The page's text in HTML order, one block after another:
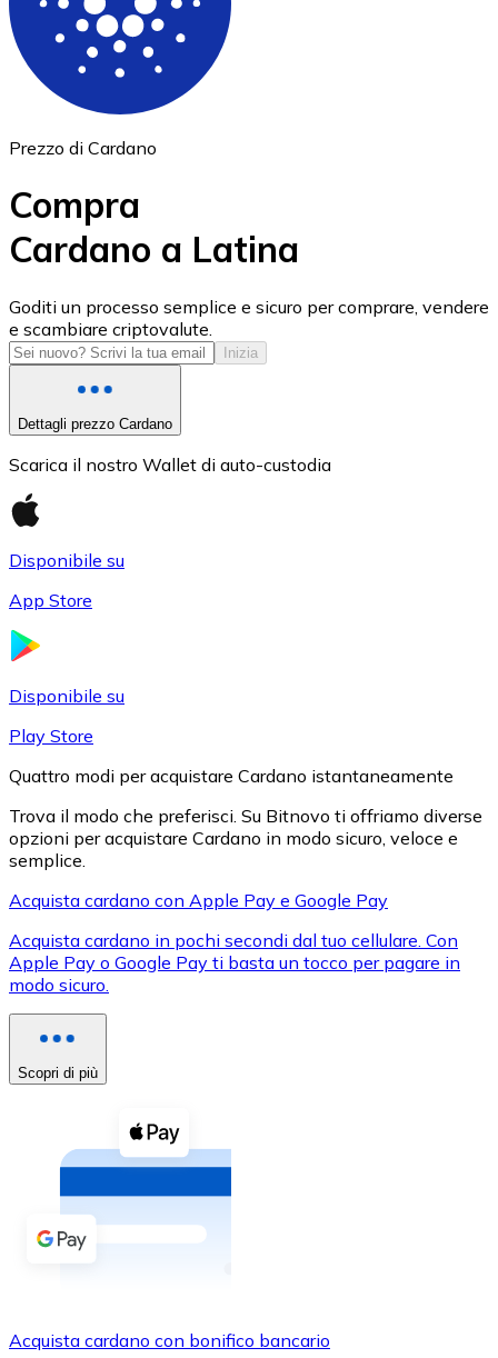
ETH
USD Coin
USDC
XRP
XRP
Vedi tutto
Buoni cripto
Acquista criptovalute in contanti e altri mezzi di
Acquista con contanti
Bonifico SEPA
Prezzo di Cardano
Compra
Cardano a Latina
Goditi un processo semplice e sicuro per comprare, vendere
e scambiare criptovalute.
Inizia
Dettagli prezzo Cardano
Scarica il nostro Wallet di auto-custodia
Disponibile su
App Store
Disponibile su
Play Store
Quattro modi per acquistare Cardano istantaneamente
Trova il modo che preferisci. Su Bitnovo ti offriamo diverse
opzioni per acquistare Cardano in modo sicuro, veloce e
semplice.
Acquista cardano con Apple Pay e Google Pay
Acquista cardano in pochi secondi dal tuo cellulare. Con
Apple Pay o Google Pay ti basta un tocco per pagare in
modo sicuro.
Scopri di più
Acquista cardano con bonifico bancario